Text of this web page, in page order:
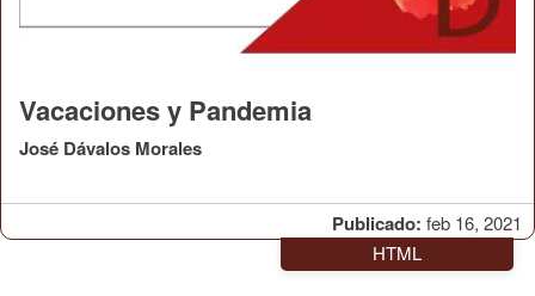
Publicado: feb 16, 2021
Vacaciones y Pandemia
José Dávalos Morales
HTML